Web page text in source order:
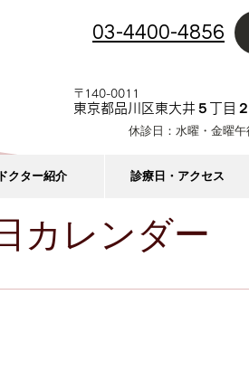
03-4400-4856
〒140-0011
東京都品川区東大井５丁目
休診日：水曜・金曜午
ドクター紹介 診療日・アクセス
カレンダー
知らせ
コ